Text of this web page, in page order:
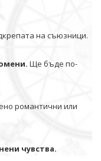
на съюзници.
Ще бъде по-
романтични или
чувства.